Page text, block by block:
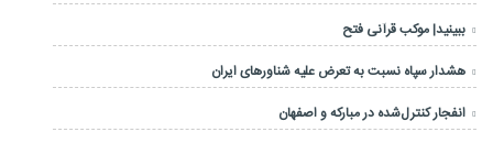
ببینید| موکب قرآنی فتح
هشدار سپاه نسبت به تعرض علیه شناورهای ایران
انفجار کنترل‌شده در مبارکه و اصفهان